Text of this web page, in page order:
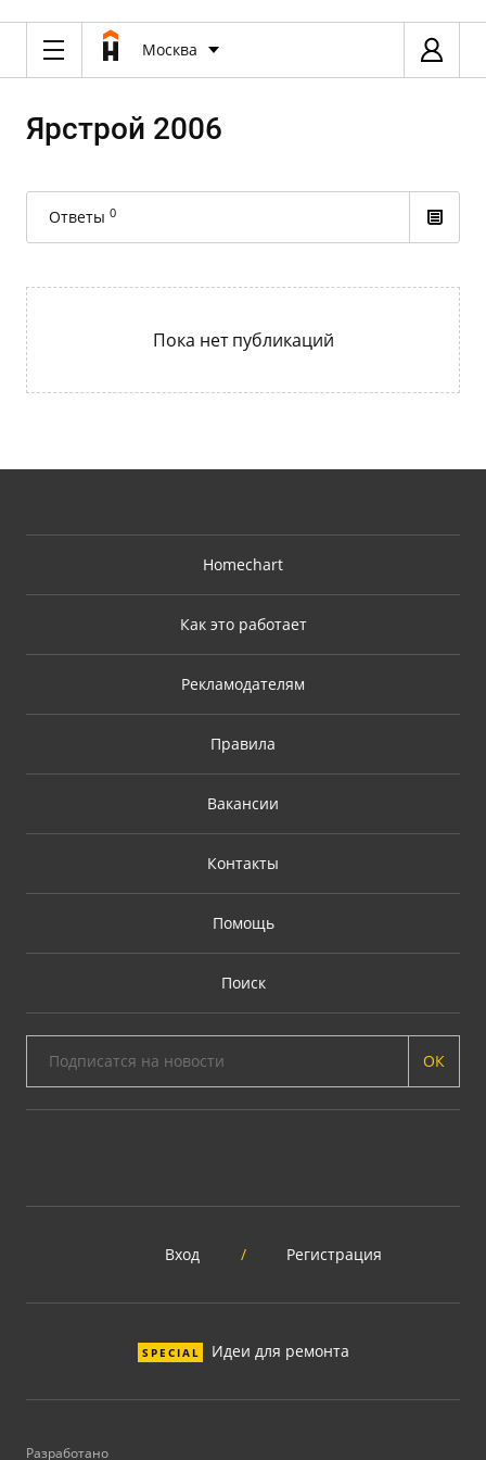
Москва
Ярстрой 2006
Ответы 0
Пока нет публикаций
Homechart
Как это работает
Рекламодателям
Правила
Вакансии
Контакты
Помощь
Поиск
ОК
Вход / Регистрация
SPECIAL Идеи для ремонта
Разработано